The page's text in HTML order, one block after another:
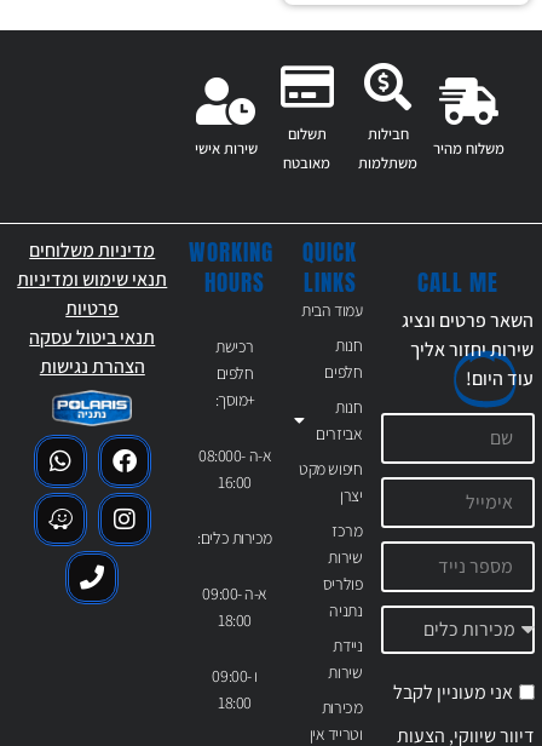
משלוח מהיר
חבילות
משתלמות
תשלום
מאובטח
שירות אישי
QUICK
LINKS
עמוד הבית
חנות
חלפים
חנות
אביזרים
חיפוש מקט
יצרן
מרכז
שירות
פולריס
נתניה
ניידת
שירות
מכירות
וטרייד אין
WORKING
HOURS
רכישת
חלפים
+מוסך:
א-ה 08:000-
16:00
מכירות כלים:
א-ה 09:00-
18:00
ו 09:00-
18:00
CALL ME
השאר פרטים ונציג
שירות יחזור אליך
עודהיום!
אני מעוניין לקבל
דיוור שיווקי, הצעות
מדיניות משלוחים
תנאי שימוש ומדיניות
פרטיות
תנאי ביטול עסקה
הצהרת נגישות